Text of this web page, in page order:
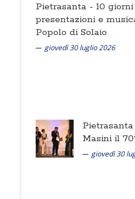
Pietrasanta - 10
presentazioni e
Popolo di Solaio
giovedì 30 luglio 2026
Masini il
giovedì 30